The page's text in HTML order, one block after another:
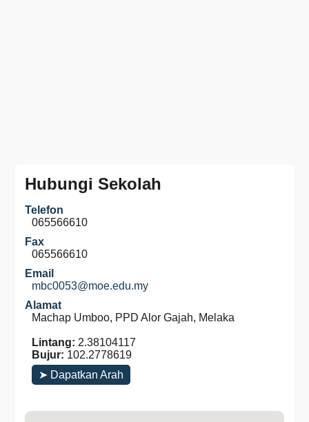
Hubungi Sekolah
Telefon
065566610
Fax
065566610
Email
mbc0053@moe.edu.my
Alamat
Machap Umboo, PPD Alor Gajah, Melaka
Lintang: 2.38104117
Bujur: 102.2778619
➤ Dapatkan Arah